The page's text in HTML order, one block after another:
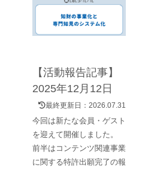
【活動報告記事】
2025年12月12日
最終更新日：2026.07.31
今回は新たな会員・ゲスト
を迎えて開催しました。
前半はコンテンツ関連事業
に関する特許出願完了の報